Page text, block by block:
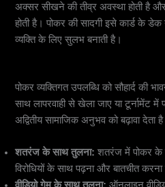
अक्सर सीखने की तीव्र अवस्था होती है
होती है। पोकर की सादगी इसे कार्ड के
व्यक्ति के लिए सुलभ बनाती है।
पोकर व्यक्तिगत उपलब्धि को सौहार्द की
साथ लापरवाही से खेला जाए या टूर्नामेंट
अद्वितीय सामाजिक अनुभव को बढ़ावा देता
शतरंज के साथ तुलना:शतरंज में पोकर के
विरोधियों के साथ पढ़ना और बातचीत